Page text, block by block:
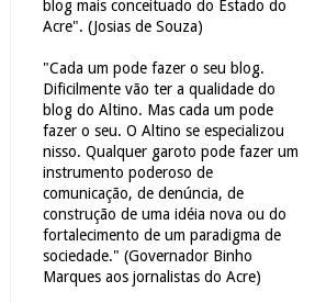
blog mais conceituado do Estado do
Acre". (Josias de Souza)
"Cada um pode fazer o seu blog.
Dificilmente vão ter a qualidade do
blog do Altino. Mas cada um pode
fazer o seu. O Altino se especializou
nisso. Qualquer garoto pode fazer um
instrumento poderoso de
comunicação, de denúncia, de
construção de uma idéia nova ou do
fortalecimento de um paradigma de
sociedade." (Governador Binho
Marques aos jornalistas do Acre)